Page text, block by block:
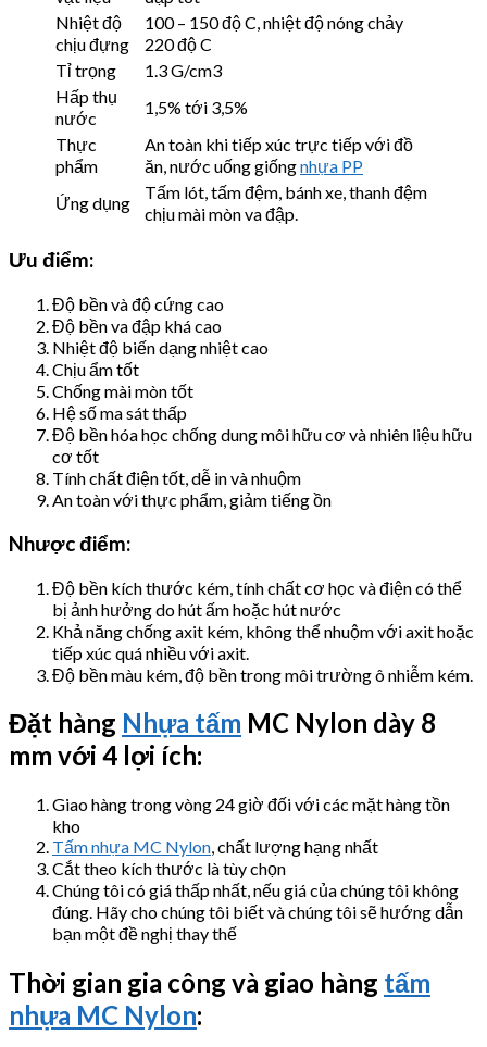
Nhiệt độ
chịu đựng
100 – 150 độ C, nhiệt độ nóng chảy
220 độ C
Tỉ trọng
1.3 G/cm3
Hấp thụ
nước
1,5% tới 3,5%
Thực
phẩm
An toàn khi tiếp xúc trực tiếp với đồ
ăn, nước uống giốngnhựa PP
Ứng dụng
Tấm lót, tấm đệm, bánh xe, thanh đệm
chịu mài mòn va đập.
Ưu điểm:
Độ bền và độ cứng cao
Độ bền va đập khá cao
Nhiệt độ biến dạng nhiệt cao
Chịu ẩm tốt
Chống mài mòn tốt
Hệ số ma sát thấp
Độ bền hóa học chống dung môi hữu cơ và nhiên liệu hữu
cơ tốt
Tính chất điện tốt, dễ in và nhuộm
An toàn với thực phẩm, giảm tiếng ồn
Nhược điểm:
Độ bền kích thước kém, tính chất cơ học và điện có thể
bị ảnh hưởng do hút ấm hoặc hút nước
Khả năng chống axit kém, không thể nhuộm với axit hoặc
tiếp xúc quá nhiều với axit.
Độ bền màu kém, độ bền trong môi trường ô nhiễm kém.
Đặt hàng Nhựa tấm MC Nylon dày 8
mm với 4 lợi ích:
Giao hàng trong vòng 24 giờ đối với các mặt hàng tồn
kho
Tấm nhựa MC Nylon, chất lượng hạng nhất
Cắt theo kích thước là tùy chọn
Chúng tôi có giá thấp nhất, nếu giá của chúng tôi không
đúng. Hãy cho chúng tôi biết và chúng tôi sẽ hướng dẫn
bạn một đề nghị thay thế
Thời gian gia công và giao hàng tấm
nhựa MC Nylon: